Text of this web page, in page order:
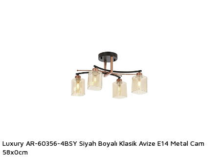
Luxury AR-60356-4BSY Siyah Boyalı Klasik Avize E14 Metal Cam
58x0cm